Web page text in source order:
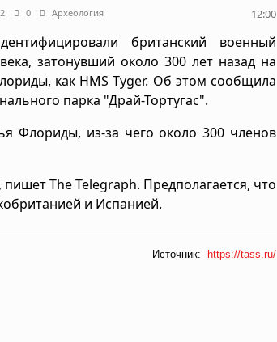
0 Археология 12:00
британский военный
затонувший около 300 лет назад на
как HMS Tyger. Об этом сообщила
парка "Драй-Тортугас".
Флориды, из-за чего около 300 членов
The Telegraph. Предполагается, что
и Испанией.
Источник: https://tass.ru/